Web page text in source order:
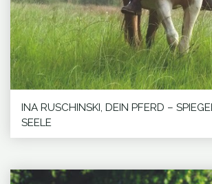
INA RUSCHINSKI, DEIN PFERD –
SEELE
Horst